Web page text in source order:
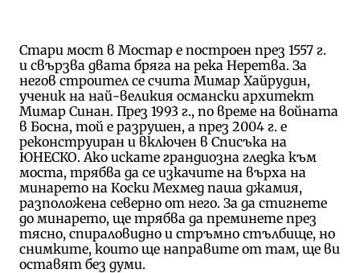
Стари мост в Мостар е построен през 1557 г.
и свързва двата бряга на река Неретва. За
негов строител се счита Мимар Хайрудин,
ученик на най-великия османски архитект
Мимар Синан. През 1993 г., по време на войната
в Босна, той е разрушен, а през 2004 г. е
реконструиран и включен в Списъка на
ЮНЕСКО. Ако искате грандиозна гледка към
моста, трябва да се изкачите на върха на
минарето на Коски Мехмед паша джамия,
разположена северно от него. За да стигнете
до минарето, ще трябва да преминете през
тясно, спираловидно и стръмно стълбище, но
снимките, които ще направите от там, ще ви
оставят без думи.